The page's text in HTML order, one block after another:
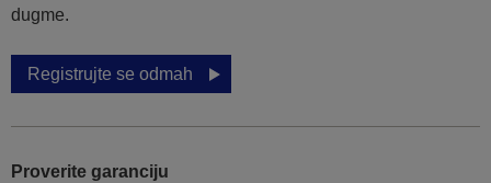
dugme.
Registrujte se odmah
Proverite garanciju